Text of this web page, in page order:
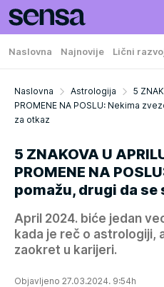
Naslovna Najnovije Lični
Naslovna Astrologija
5
PROMENE NA POSLU: Nekima
za otkaz
5 ZNAKOVA U
PROMENE NA
pomažu, drugi da se
April 2024. biće jedan
kada je reč o astrologiji,
zaokret u karijeri.
Objavljeno 27.03.2024. 9:54h